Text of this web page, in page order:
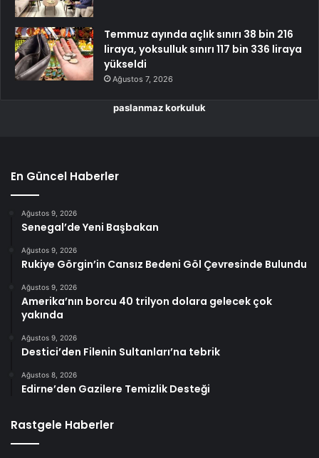
Temmuz ayında açlık sınırı 38 bin 216
liraya, yoksulluk sınırı 117 bin 336 liraya
yükseldi
Ağustos 7, 2026
paslanmaz korkuluk
En Güncel Haberler
Ağustos 9, 2026
Senegal’de Yeni Başbakan
Ağustos 9, 2026
Rukiye Görgin’in Cansız Bedeni Göl Çevresinde Bulundu
Ağustos 9, 2026
Amerika’nın borcu 40 trilyon dolara gelecek çok
yakında
Ağustos 9, 2026
Destici’den Filenin Sultanları’na tebrik
Ağustos 8, 2026
Edirne’den Gazilere Temizlik Desteği
Rastgele Haberler